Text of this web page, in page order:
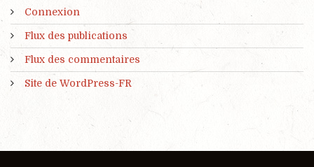
Connexion
Flux des publications
Flux des commentaires
Site de WordPress-FR